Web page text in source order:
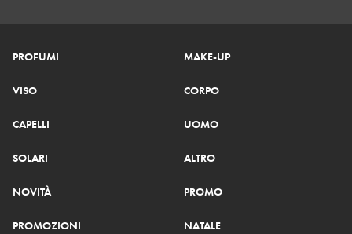
PROFUMI MAKE-UP
VISO CORPO
CAPELLI UOMO
SOLARI ALTRO
NOVITÀ PROMO
PROMOZIONI NATALE